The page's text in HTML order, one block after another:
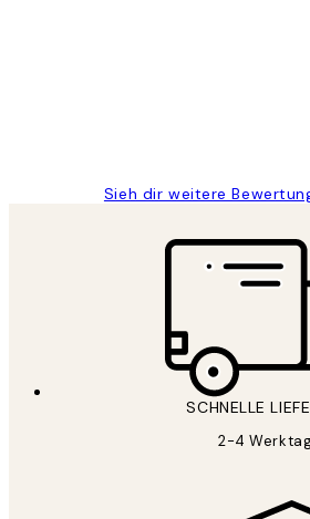
Sieh dir weitere
SCHNELLE
2-4